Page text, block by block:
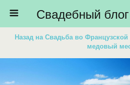
Назад на Свадьба во
медовый